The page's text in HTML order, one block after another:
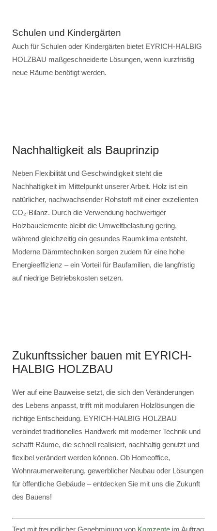
Schulen und Kindergärten
Auch für Schulen oder Kindergärten bietet EYRICH-HALBIG
HOLZBAU maßgeschneiderte Lösungen, wenn kurzfristig
neue Räume benötigt werden.
Nachhaltigkeit als Bauprinzip
Neben Flexibilität und Geschwindigkeit steht die
Nachhaltigkeit im Mittelpunkt unserer Arbeit. Holz ist ein
natürlicher, nachwachsender Rohstoff mit einer exzellenten
CO₂-Bilanz. Durch die Verwendung hochwertiger
Holzbauelemente bleibt die Umweltbelastung gering,
während gleichzeitig ein gesundes Raumklima entsteht.
Moderne Dämmtechniken sorgen zudem für eine hohe
Energieeffizienz – ein Vorteil für Baufamilien, die langfristig
auf niedrige Betriebskosten setzen.
Zukunftssicher bauen mit EYRICH-
HALBIG HOLZBAU
Wer auf eine Bauweise setzt, die sich den Veränderungen
des Lebens anpasst, trifft mit modularen Holzlösungen die
richtige Entscheidung. EYRICH-HALBIG HOLZBAU
verbindet traditionelles Handwerk mit moderner Technik und
schafft Räume, die schnell realisiert, nachhaltig genutzt und
flexibel verändert werden können. Ob Homeoffice,
Wohnraumerweiterung, gewerblicher Neubau oder Lösungen
für öffentliche Gebäude – entdecken Sie mit uns die Zukunft
des Bauens!
Text mit freundlicher Genehmigung von Komzepte im Auftrag